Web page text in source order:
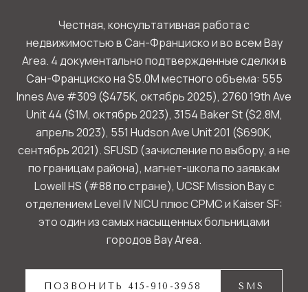
Честная, консультативная работа с
недвижимостью в Сан-Франциско и во всем Bay
Area. 4 документально подтвержденные сделки в
Сан-Франциско на $5.0M местного объема: 555
Innes Ave #309 ($475K, октябрь 2025), 2760 19th Ave
Unit 44 ($1M, октябрь 2023), 3154 Baker St ($2.8M,
апрель 2023), 551 Hudson Ave Unit 201 ($690K,
сентябрь 2021). SFUSD (зачисление по выбору, а не
по границам района), магнет-школа по заявкам
Lowell HS (#88 по стране), UCSF Mission Bay с
отделением Level IV NICU плюс CPMC и Kaiser SF:
это один из самых насыщенных больницами
городов Bay Area.
ПОЗВОНИТЬ 415-910-3958 SMS